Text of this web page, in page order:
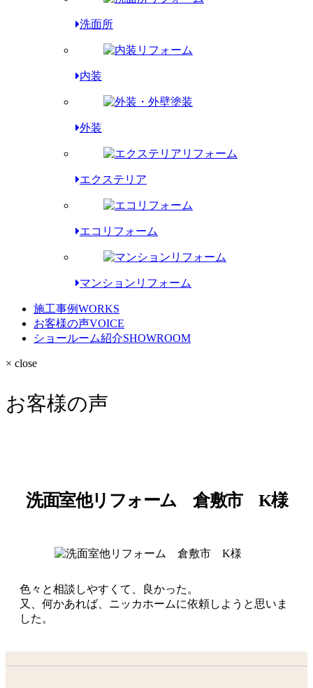
洗面所
内装
外装
エクステリア
エコリフォーム
マンションリフォーム
施工事例WORKS
お客様の声VOICE
ショールーム紹介SHOWROOM
× close
お客様の声
洗面室他リフォーム 倉敷市 K様
色々と相談しやすくて、良かった。
又、何かあれば、ニッカホームに依頼しようと思いま
した。